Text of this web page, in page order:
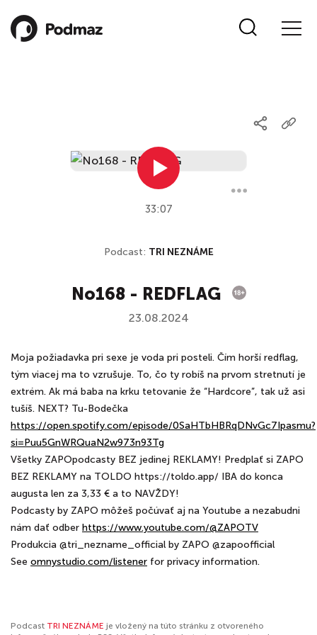
33:07
Podcast: TRI NEZNÁME
No168 - REDFLAG
23.08.2024
Moja požiadavka pri sexe je voda pri posteli. Čím horší redflag,
tým viacej ma to vzrušuje. To, čo ty robíš na prvom stretnutí je
extrém. Ak má baba na krku tetovanie že “Hardcore”, tak už asi
tušíš. NEXT? Tu-Bodečka
https://open.spotify.com/episode/0SaHTbHBRqDNvGc7Ipasmu?
si=Puu5GnWRQuaN2w973n93Tg
Všetky ZAPOpodcasty BEZ jedinej REKLAMY! Predplať si ZAPO
BEZ REKLAMY na TOLDO https://toldo.app/ IBA do konca
augusta len za 3,33 € a to NAVŽDY!
Podcasty by ZAPO môžeš počúvať aj na Youtube a nezabudni
nám dať odber https://www.youtube.com/@ZAPOTV
Produkcia @tri_nezname_official by ZAPO @zapoofficial
See omnystudio.com/listener for privacy information.
Podcast TRI NEZNÁME je vložený na túto stránku z otvoreného